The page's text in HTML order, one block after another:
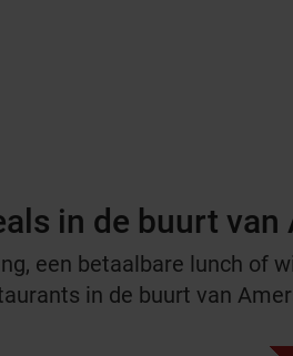
in de buurt
een betaalbare lunch of
in de buurt van